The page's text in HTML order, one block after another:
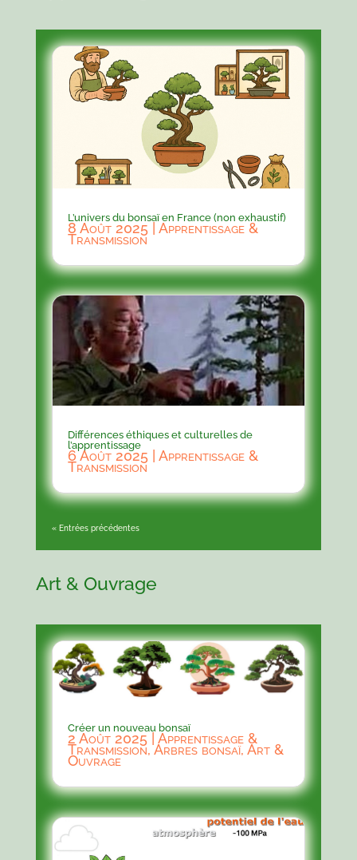
L’univers du bonsaï en France (non exhaustif)
8 Août 2025| Apprentissage &
Transmission
Différences éthiques et culturelles de
l’apprentissage
6 Août 2025| Apprentissage &
Transmission
« Entrées précédentes
Art & Ouvrage
Créer un nouveau bonsaï
2 Août 2025| Apprentissage &
Transmission,Arbres bonsaï, Art &
Ouvrage